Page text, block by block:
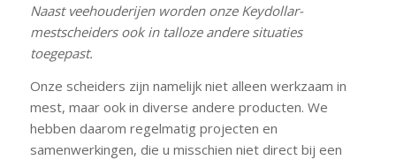
Naast veehouderijen worden onze Keydollar-
mestscheiders ook in talloze andere situaties
toegepast.
Onze scheiders zijn namelijk niet alleen werkzaam in
mest, maar ook in diverse andere producten. We
hebben daarom regelmatig projecten en
samenwerkingen, die u misschien niet direct bij een